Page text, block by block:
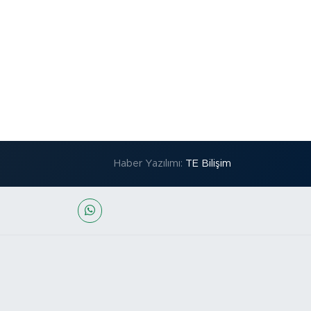
Haber Yazılımı: TE Bilişim